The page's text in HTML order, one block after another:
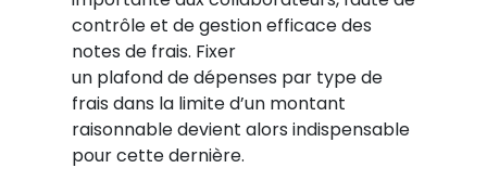
contrôle et de gestion efficace des
notes de frais. Fixer
un plafond de dépenses par type de
frais dans la limite d’un montant
raisonnable devient alors indispensable
pour cette dernière.